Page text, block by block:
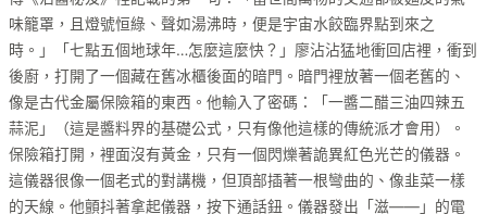
味籠罩，且燈號恒綠、聲如湯沸時，便是宇宙水餃臨界點到來之
時。」「七點五個地球年…怎麼這麼快？」廖沾沾猛地衝回店裡，衝到
後廚，打開了一個藏在舊冰櫃後面的暗門。暗門裡放著一個老舊的、
像是古代金屬保險箱的東西。他輸入了密碼：「一醬二醋三油四辣五
蒜泥」（這是醬料界的基礎公式，只有像他這樣的傳統派才會用）。
保險箱打開，裡面沒有黃金，只有一個閃爍著詭異紅色光芒的儀器。
這儀器很像一個老式的對講機，但頂部插著一根彎曲的、像韭菜一樣
的天線。他顫抖著拿起儀器，按下通話鈕。儀器發出「滋——」的電